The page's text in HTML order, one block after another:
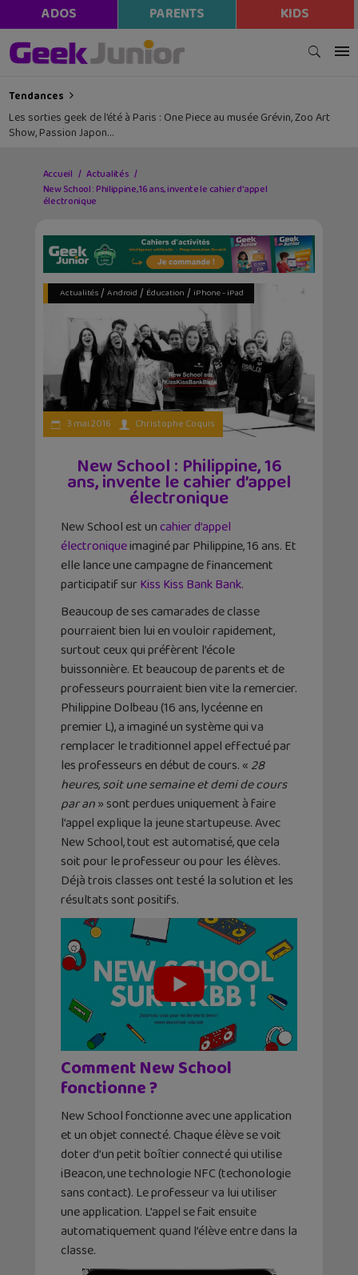
ADOS PARENTS KIDS
Tendances
Les sorties geek de l’été à Paris : One Piece au musée Grévin, Zoo Art
Show, Passion Japon…
Accueil
Actualités
New School : Philippine, 16 ans, invente le cahier d’appel
électronique
Actualités/ Android / Éducation / iPhone - iPad
3 mai 2016 Christophe Coquis
New School : Philippine, 16
ans, invente le cahier d’appel
électronique
New School est uncahier d’appel
électroniqueimaginé par Philippine, 16 ans. Et
elle lance une campagne de financement
participatif surKiss Kiss Bank Bank.
Beaucoup de ses camarades de classe
pourraient bien lui en vouloir rapidement,
surtout ceux qui préfèrent l’école
buissonnière. Et beaucoup de parents et de
professeurs pourraient bien vite la remercier.
Philippine Dolbeau (16 ans, lycéenne en
premier L), a imaginé un système qui va
remplacer le traditionnel appel effectué par
les professeurs en début de cours. « 28
heures, soit une semaine et demi de cours
par an» sont perdues uniquement à faire
l’appel explique la jeune startupeuse. Avec
New School, tout est automatisé, que cela
soit pour le professeur ou pour les élèves.
Déjà trois classes ont testé la solution et les
résultats sont positifs.
Comment New School
fonctionne ?
New School fonctionne avec une application
et un objet connecté. Chaque élève se voit
doter d’un petit boîtier connecté qui utilise
iBeacon, une technologie NFC (techonologie
sans contact). Le professeur va lui utiliser
une application. L’appel se fait ensuite
automatiquement quand l’élève entre dans la
classe.